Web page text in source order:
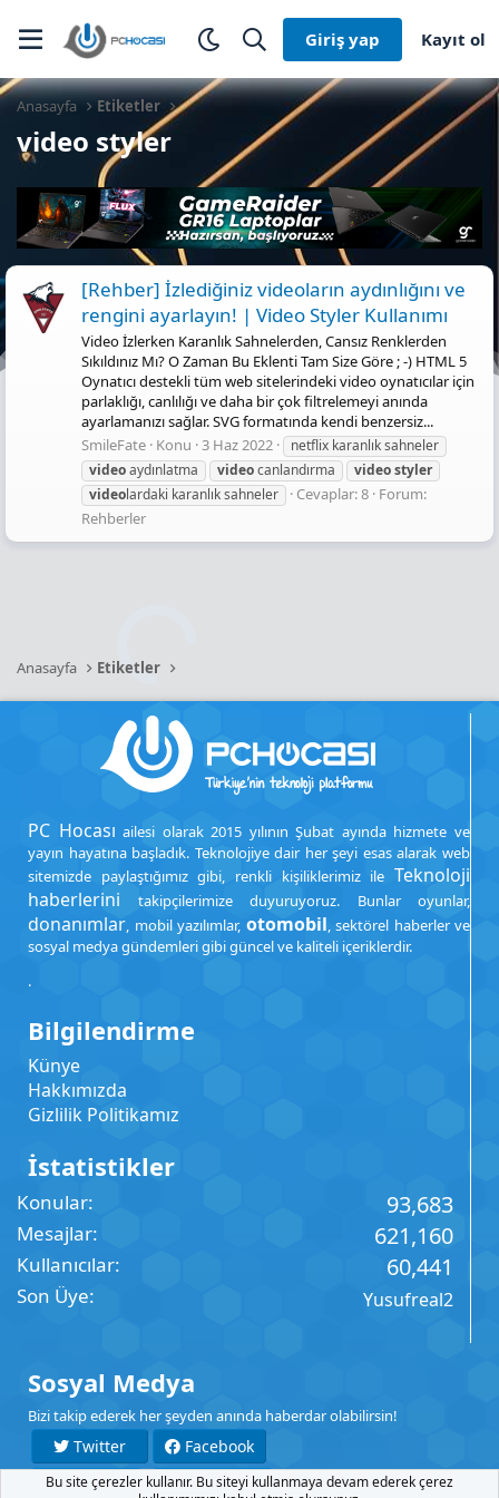
Giriş yap Kayıt ol
Anasayfa Etiketler
video styler
[Rehber] İzlediğiniz videoların aydınlığını ve
rengini ayarlayın! | Video Styler Kullanımı
Video İzlerken Karanlık Sahnelerden, Cansız Renklerden
Sıkıldınız Mı? O Zaman Bu Eklenti Tam Size Göre ; -) HTML 5
Oynatıcı destekli tüm web sitelerindeki video oynatıcılar için
parlaklığı, canlılığı ve daha bir çok filtrelemeyi anında
ayarlamanızı sağlar. SVG formatında kendi benzersiz...
SmileFate Konu 3 Haz 2022
netflix karanlık sahneler
videoaydınlatma videocanlandırma videostyler
videolardaki karanlık sahneler Cevaplar: 8 Forum:
Rehberler
Anasayfa Etiketler
PC Hocası ailesi olarak 2015 yılının Şubat ayında hizmete ve
yayın hayatına başladık. Teknolojiye dair her şeyi esas alarak web
sitemizde paylaştığımız gibi, renkli kişiliklerimiz ile Teknoloji
haberlerini takipçilerimize duyuruyoruz. Bunlar oyunlar,
donanımlar, mobil yazılımlar, otomobil, sektörel haberler ve
sosyal medya gündemleri gibi güncel ve kaliteli içeriklerdir.
.
Bilgilendirme
Künye
Hakkımızda
Gizlilik Politikamız
İstatistikler
Konular 93,683
Mesajlar 621,160
Kullanıcılar 60,441
Son Üye Yusufreal2
Sosyal Medya
Bizi takip ederek her şeyden anında haberdar olabilirsin!
Twitter
Facebook
YouTube
Instagram
Bu site çerezler kullanır. Bu siteyi kullanmaya devam ederek çerez